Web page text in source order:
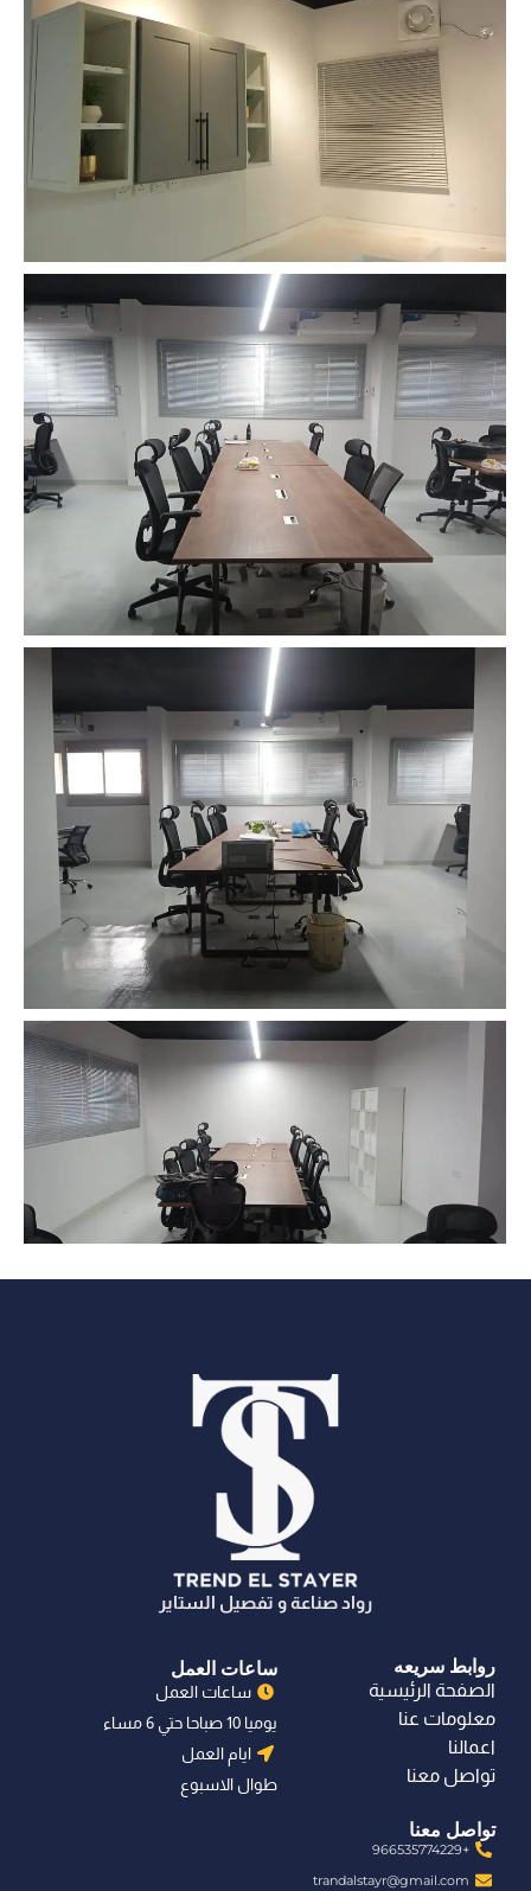
رواد صناعة و تفصيل الستاير
روابط سريعه
الصفحة الرئيسية
معلومات عنا
اعمالنا
تواصل معنا
ساعات العمل
ساعات العمل
يوميا 10 صباحا حتي 6 مساء
ايام العمل
طوال الاسبوع
تواصل معنا
+966535774229
trandalstayr@gmail.com